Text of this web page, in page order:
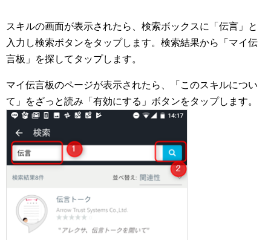
スキルの画面が表示されたら、検索ボックスに「伝言」と
入力し検索ボタンをタップします。検索結果から「マイ伝
言板」を探してタップします。
マイ伝言板のページが表示されたら、「このスキルについ
て」をざっと読み「有効にする」ボタンをタップします。